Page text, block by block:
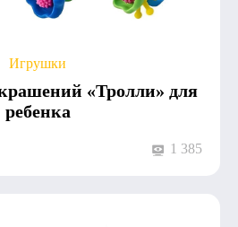
Игрушки
«Тролли» для
ребенка
1 385